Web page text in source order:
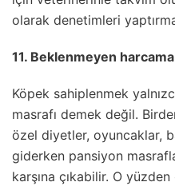
olarak denetimleri
11. Beklenmeyen
Köpek sahiplenmek
masrafı demek değil.
özel diyetler, oyuncaklar,
giderken pansiyon
karşına çıkabilir. O